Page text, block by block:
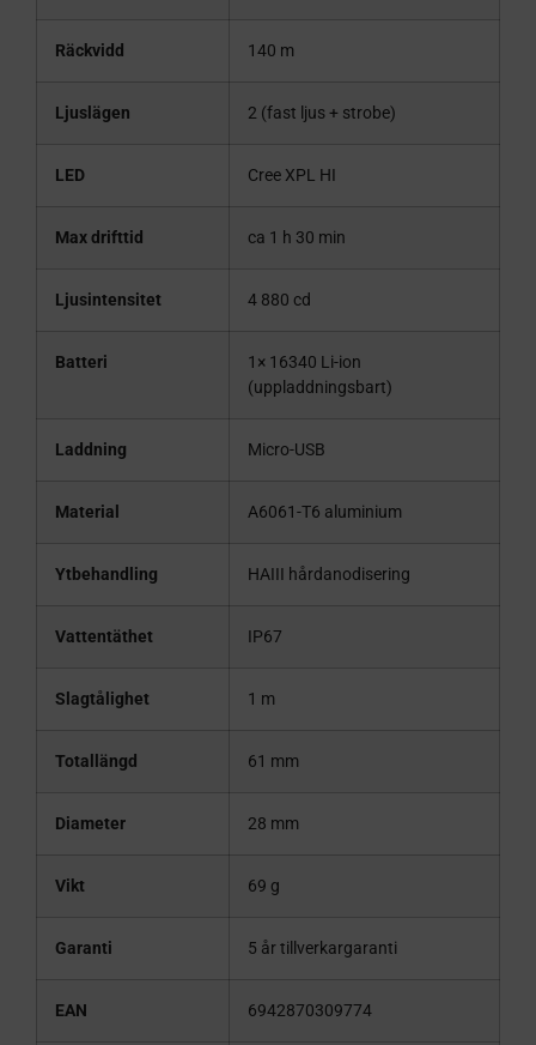
Räckvidd 140 m
Ljuslägen 2 (fast ljus + strobe)
LED Cree XPL HI
Max drifttid ca 1 h 30 min
Ljusintensitet 4 880 cd
Batteri
1× 16340 Li-ion
(uppladdningsbart)
Laddning Micro-USB
Material A6061-T6 aluminium
Ytbehandling HAIII hårdanodisering
Vattentäthet IP67
Slagtålighet 1 m
Totallängd 61 mm
Diameter 28 mm
Vikt 69 g
Garanti 5 år tillverkargaranti
EAN 6942870309774